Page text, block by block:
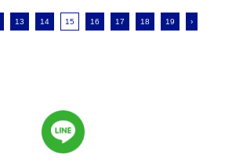
13 14 15 16 17 18 19 ›